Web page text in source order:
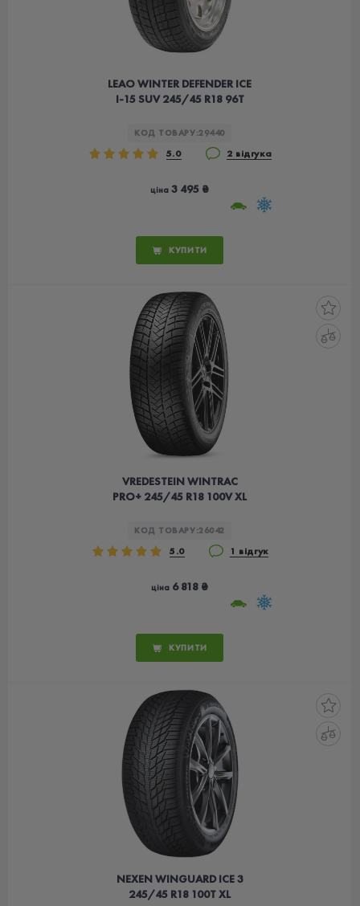
LEAO WINTER DEFENDER ICE
I-15 SUV 245/45 R18 96T
КОД ТОВАРУ:29440
5.0 2 відгука
ціна 3 495 ₴
КУПИТИ
VREDESTEIN WINTRAC
PRO+ 245/45 R18 100V XL
КОД ТОВАРУ:26042
5.0 1 відгук
ціна 6 818 ₴
КУПИТИ
NEXEN WINGUARD ICE 3
245/45 R18 100T XL